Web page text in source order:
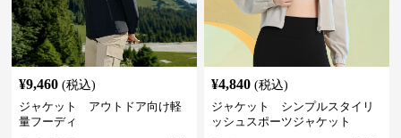
¥9,460 (税込)
ジャケット アウトドア向け軽
量フーディ
¥4,840 (税込)
ジャケット シンプルスタイリ
ッシュスポーツジャケット